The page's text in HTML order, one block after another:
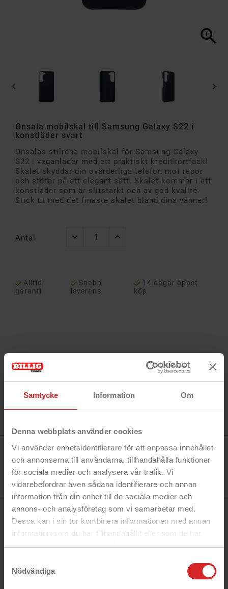
Samtycke Information Om
Denna webbplats använder cookies
Vi använder enhetsidentifierare för att anpassa innehållet
och annonserna till användarna, tillhandahålla funktioner
för sociala medier och analysera vår trafik. Vi
vidarebefordrar även sådana identifierare och annan
information från din enhet till de sociala medier och
annons- och analysföretag som vi samarbetar med.
Dessa kan i sin tur kombinera informationen med annan
information som du har tillhandahållit eller som de har
samlat in när du har använt deras tjänster.
Nödvändiga

 
Onsala mobilskal till Samsung Galaxy S22 i
konstläder svart
Onsalas stilrena mobilskal för Samsung Galaxy
S22 i veganläder med ett praktiskt kreditkortfack!
Skalet skyddar din ovärderliga telefon mot repor
och stötar på ett elegant sätt. Skalet kommer i ett
konstläder som är slitstarkt och av god kvalité.
Stick ut med det finaste skalet bland dina vänner!
Antal
Alltid
garanti
Snabb
leverans
14 dagar öppet
köp
Tillverkare:
Referens:
588596
I lager
3 objekt
BESKRIVNING
- Heltäckande baksidesskal
- Skyddar din telefon från repor och smuts